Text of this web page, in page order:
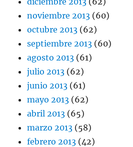
noviembre 2013 (60)
octubre 2013 (62)
septiembre 2013 (60)
agosto 2013 (61)
julio 2013 (62)
junio 2013 (61)
mayo 2013 (62)
abril 2013 (65)
marzo 2013 (58)
febrero 2013 (42)